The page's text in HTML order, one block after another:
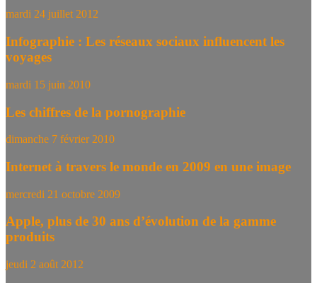
mardi 24 juillet 2012
Infographie : Les réseaux sociaux influencent les
voyages
mardi 15 juin 2010
Les chiffres de la pornographie
dimanche 7 février 2010
Internet à travers le monde en 2009 en une image
mercredi 21 octobre 2009
Apple, plus de 30 ans d’évolution de la gamme
produits
jeudi 2 août 2012